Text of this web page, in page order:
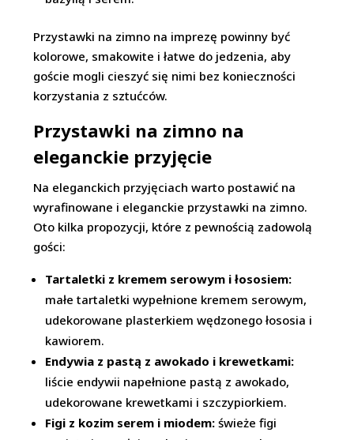
Przystawki na zimno na imprezę powinny być
kolorowe, smakowite i łatwe do jedzenia, aby
goście mogli cieszyć się nimi bez konieczności
korzystania z sztućców.
Przystawki na zimno na
eleganckie przyjęcie
Na eleganckich przyjęciach warto postawić na
wyrafinowane i eleganckie przystawki na zimno.
Oto kilka propozycji, które z pewnością zadowolą
gości:
Tartaletki z kremem serowym i łososiem:
małe tartaletki wypełnione kremem serowym,
udekorowane plasterkiem wędzonego łososia i
kawiorem.
Endywia z pastą z awokado i krewetkami:
liście endywii napełnione pastą z awokado,
udekorowane krewetkami i szczypiorkiem.
Figi z kozim serem i miodem: świeże figi